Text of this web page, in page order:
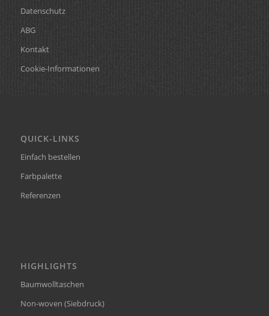
Datenschutz
ABG
Kontakt
Cookie-Informationen
QUICK-LINKS
Einfach bestellen
Farbpalette
Referenzen
HIGHLIGHTS
Baumwolltaschen
Non-woven (Siebdruck)